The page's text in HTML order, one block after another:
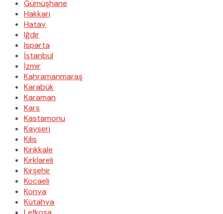
Gümüşhane
Hakkari
Hatay
Iğdır
Isparta
İstanbul
İzmir
Kahramanmaraş
Karabük
Karaman
Kars
Kastamonu
Kayseri
Kilis
Kırıkkale
Kırklareli
Kırşehir
Kocaeli
Konya
Kütahya